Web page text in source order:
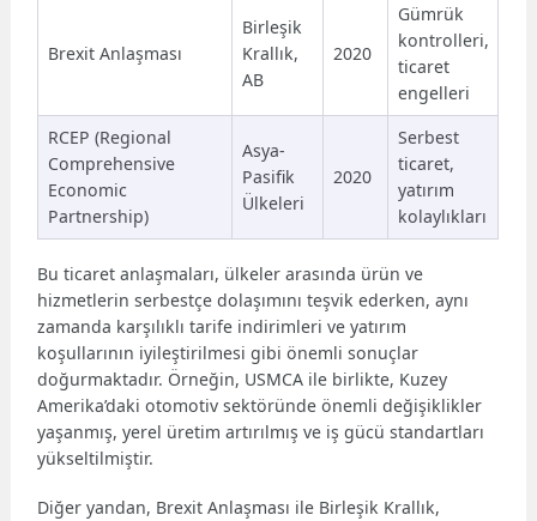
Brexit Anlaşması
Birleşik
Krallık,
AB
2020
Gümrük
kontrolleri,
ticaret
engelleri
RCEP (Regional
Comprehensive
Economic
Partnership)
Asya-
Pasifik
Ülkeleri
2020
Serbest
ticaret,
yatırım
kolaylıkları
Bu ticaret anlaşmaları, ülkeler arasında ürün ve
hizmetlerin serbestçe dolaşımını teşvik ederken, aynı
zamanda karşılıklı tarife indirimleri ve yatırım
koşullarının iyileştirilmesi gibi önemli sonuçlar
doğurmaktadır. Örneğin, USMCA ile birlikte, Kuzey
Amerika’daki otomotiv sektöründe önemli değişiklikler
yaşanmış, yerel üretim artırılmış ve iş gücü standartları
yükseltilmiştir.
Diğer yandan, Brexit Anlaşması ile Birleşik Krallık,